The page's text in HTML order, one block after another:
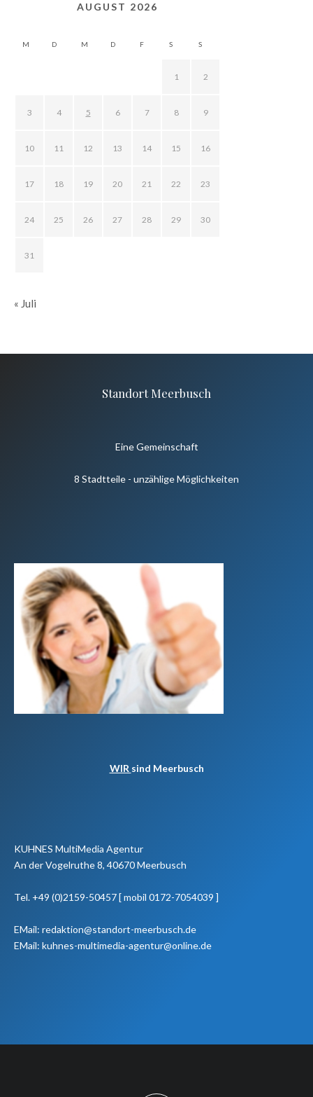
AUGUST 2026
M D M D F S S
1 2
3 4 5 6 7 8 9
10 11 12 13 14 15 16
17 18 19 20 21 22 23
24 25 26 27 28 29 30
31
« Juli
Standort Meerbusch
Eine Gemeinschaft
8 Stadtteile - unzählige Möglichkeiten
WIR sind Meerbusch
KUHNES MultiMedia Agentur
An der Vogelruthe 8, 40670 Meerbusch
Tel. +49 (0)2159-50457 [ mobil 0172-7054039 ]
EMail: redaktion@standort-meerbusch.de
EMail: kuhnes-multimedia-agentur@online.de